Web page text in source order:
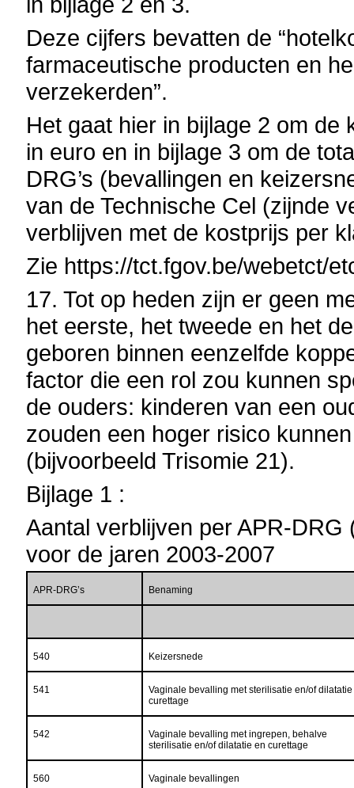
Deze cijfers bevatten de
farmaceutische producten en
verzekerden”.
Het gaat hier in bijlage 2 om
in euro en in bijlage 3 om de
DRG’s (bevallingen en
van de Technische Cel (zijnde
verblijven met de kostprijs per
Zie https://tct.fgov.be/webetct/
17. Tot op heden zijn er geen
het eerste, het tweede en het
geboren binnen eenzelfde
factor die een rol zou kunnen
de ouders: kinderen van een
zouden een hoger risico
(bijvoorbeeld Trisomie 21).
Bijlage 1 :
Aantal verblijven per APR-
voor de jaren 2003-2007
APR-DRG’s Benaming
540 Keizersnede
541
Vaginale bevalling met sterilisatie en/of
curettage
542
Vaginale bevalling met ingrepen, behalve
sterilisatie en/of dilatatie en curettage
560 Vaginale bevallingen